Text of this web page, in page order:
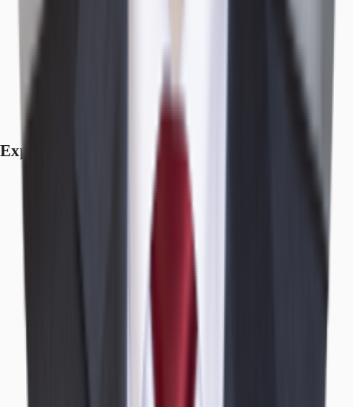
Exposé herunterladen